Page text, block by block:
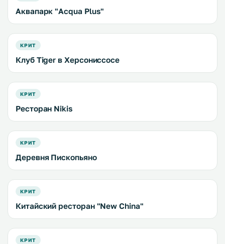
Аквапарк "Acqua Plus"
КРИТ
Клуб Tiger в Херсониссосе
КРИТ
Ресторан Nikis
КРИТ
Деревня Пископьяно
КРИТ
Китайский ресторан "New China"
КРИТ